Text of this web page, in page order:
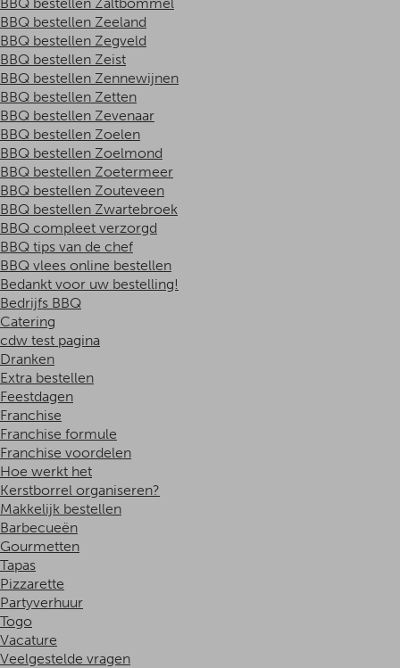
BBQ bestellen Zeeland
BBQ bestellen Zegveld
BBQ bestellen Zeist
BBQ bestellen Zennewijnen
BBQ bestellen Zetten
BBQ bestellen Zevenaar
BBQ bestellen Zoelen
BBQ bestellen Zoelmond
BBQ bestellen Zoetermeer
BBQ bestellen Zouteveen
BBQ bestellen Zwartebroek
BBQ compleet verzorgd
BBQ tips van de chef
BBQ vlees online bestellen
Bedankt voor uw bestelling!
Bedrijfs BBQ
Catering
cdw test pagina
Dranken
Extra bestellen
Feestdagen
Franchise
Franchise formule
Franchise voordelen
Hoe werkt het
Kerstborrel organiseren?
Makkelijk bestellen
Barbecueën
Gourmetten
Tapas
Pizzarette
Partyverhuur
Togo
Vacature
Veelgestelde vragen